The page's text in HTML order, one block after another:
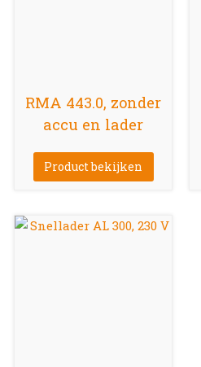
RMA 443.0, zonder
accu en lader
Product bekijken